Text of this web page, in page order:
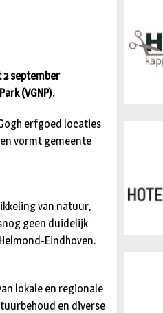
september
(VGNP).
erfgoed locaties
vormt gemeente
van natuur,
geen duidelijk
Eindhoven.
lokale en regionale
en diverse